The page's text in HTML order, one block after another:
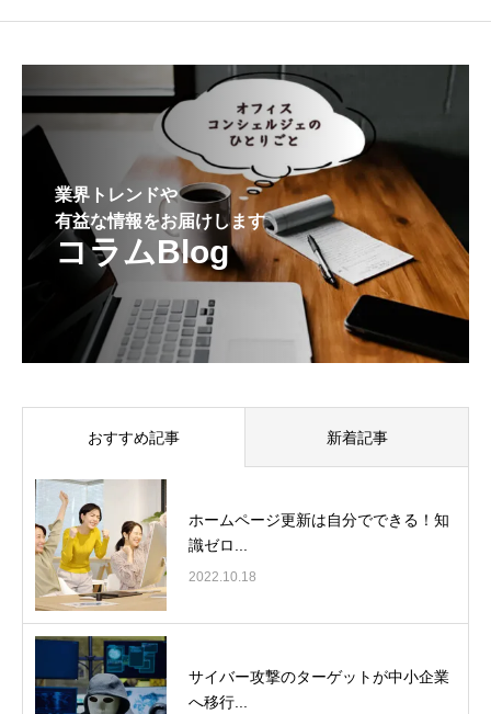
業界トレンドや
有益な情報をお届けします
コラムBlog
おすすめ記事 新着記事
ホームページ更新は自分でできる！知
識ゼロ...
2022.10.18
サイバー攻撃のターゲットが中小企業
へ移行...